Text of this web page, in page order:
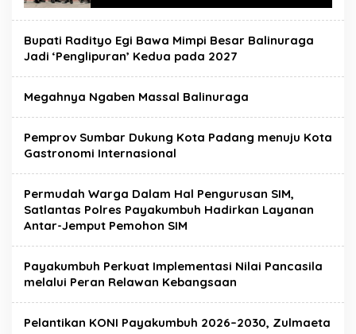
Bupati Radityo Egi Bawa Mimpi Besar Balinuraga
Jadi ‘Penglipuran’ Kedua pada 2027
Megahnya Ngaben Massal Balinuraga
Pemprov Sumbar Dukung Kota Padang menuju Kota
Gastronomi Internasional
Permudah Warga Dalam Hal Pengurusan SIM,
Satlantas Polres Payakumbuh Hadirkan Layanan
Antar-Jemput Pemohon SIM
Payakumbuh Perkuat Implementasi Nilai Pancasila
melalui Peran Relawan Kebangsaan
Pelantikan KONI Payakumbuh 2026–2030, Zulmaeta